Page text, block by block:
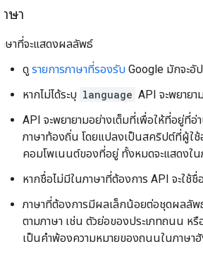
ภาษา
ภาษาที่จะแสดงผลลัพธ์
ดู รายการภาษาที่รองรับ Google มักจะอั
หากไม่ได้ระบุ language API จะพยายา
API จะพยายามอย่างเต็มที่เพื่อให้ที่อยู่ที่
ภาษาท้องถิ่น โดยแปลงเป็นสคริปต์ที่ผู้ใช้
คอมโพเนนต์ของที่อยู่ ทั้งหมดจะแสดงใ
หากชื่อไม่มีในภาษาที่ต้องการ API จะใช้
ภาษาที่ต้องการมีผลเล็กน้อยต่อชุดผลลัพ
ตามภาษา เช่น ตัวย่อของประเภทถนน ห
เป็นคำพ้องความหมายของถนนในภาษาฮั